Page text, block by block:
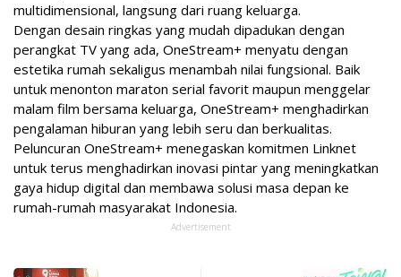
multidimensional, langsung dari ruang keluarga.
Dengan desain ringkas yang mudah dipadukan dengan
perangkat TV yang ada, OneStream+ menyatu dengan
estetika rumah sekaligus menambah nilai fungsional. Baik
untuk menonton maraton serial favorit maupun menggelar
malam film bersama keluarga, OneStream+ menghadirkan
pengalaman hiburan yang lebih seru dan berkualitas.
Peluncuran OneStream+ menegaskan komitmen Linknet
untuk terus menghadirkan inovasi pintar yang meningkatkan
gaya hidup digital dan membawa solusi masa depan ke
rumah-rumah masyarakat Indonesia.
Advertisement